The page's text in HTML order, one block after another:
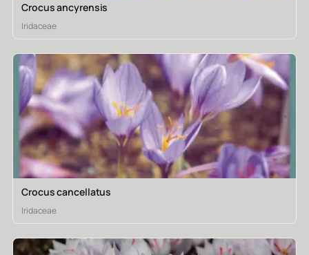
Crocus ancyrensis
Iridaceae
Crocus cancellatus
Iridaceae